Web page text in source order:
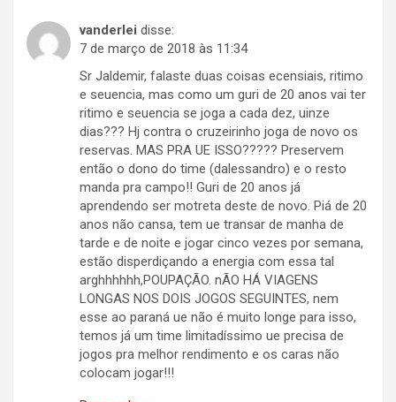
vanderlei disse:
7 de março de 2018 às 11:34
Sr Jaldemir, falaste duas coisas ecensiais, ritimo
e seuencia, mas como um guri de 20 anos vai ter
ritimo e seuencia se joga a cada dez, uinze
dias??? Hj contra o cruzeirinho joga de novo os
reservas. MAS PRA UE ISSO????? Preservem
então o dono do time (dalessandro) e o resto
manda pra campo!! Guri de 20 anos já
aprendendo ser motreta deste de novo. Piá de 20
anos não cansa, tem ue transar de manha de
tarde e de noite e jogar cinco vezes por semana,
estão disperdiçando a energia com essa tal
arghhhhhh,POUPAÇÃO. nÃO HÁ VIAGENS
LONGAS NOS DOIS JOGOS SEGUINTES, nem
esse ao paraná ue não é muito longe para isso,
temos já um time limitadíssimo ue precisa de
jogos pra melhor rendimento e os caras não
colocam jogar!!!